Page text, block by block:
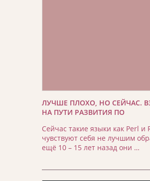
ЛУЧШЕ ПЛОХО, НО СЕЙЧАС.
НА ПУТИ РАЗВИТИЯ ПО
Сейчас такие языки как Perl и
чувствуют себя не лучшим
ещё 10 – 15 лет назад они …